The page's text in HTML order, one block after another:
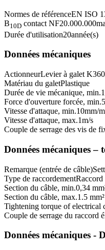
Normes de référenceEN ISO
B10D contact NF20.000.000
Durée d'utilisation20année(s)
Données mécaniques
ActionneurLevier à galet K360
Matériau du galetPlastique
Durée de vie mécanique, min.
Force d'ouverture forcée, min.
Vitesse d'attaque, min.10mm/
Vitesse d'attaque, max.1m/s
Couple de serrage des vis de
Données mécaniques –
Remarque (entrée de câble)
Type de raccordement
Section du câble, min.0,34
Section du câble, max.1.5 mm²
Tightening torque of electrical
Couple de serrage du raccord
Données mécaniques -